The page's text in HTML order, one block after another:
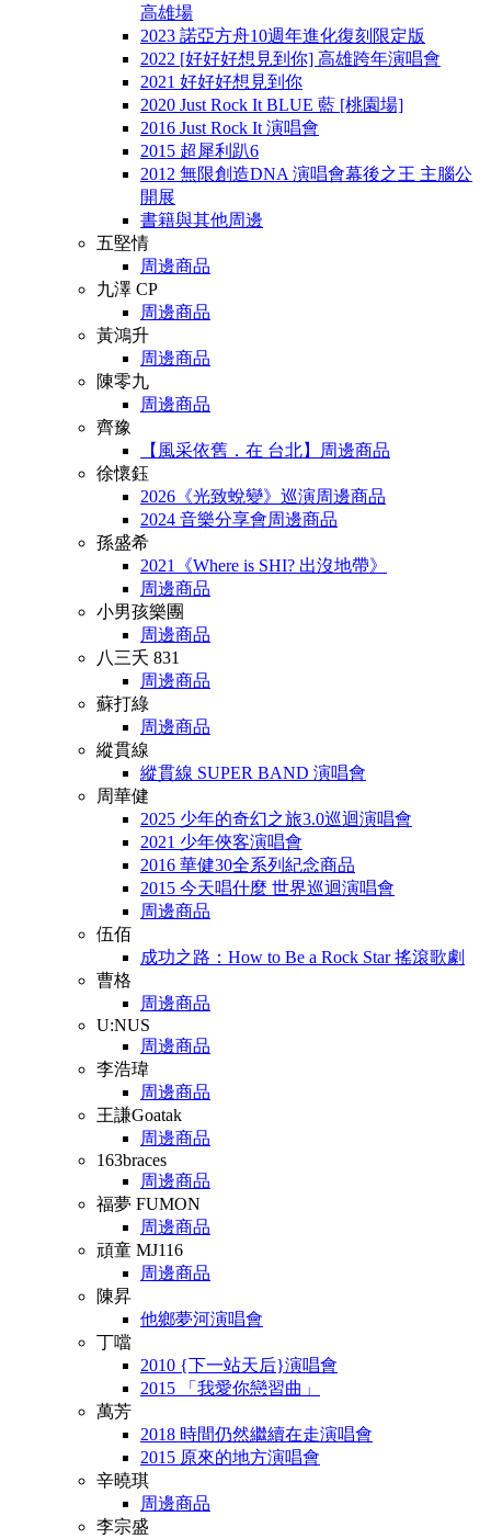
高雄場
2023 諾亞方舟10週年進化復刻限定版
2022 [好好好想見到你] 高雄跨年演唱會
2021 好好好想見到你
2020 Just Rock It BLUE 藍 [桃園場]
2016 Just Rock It 演唱會
2015 超犀利趴6
2012 無限創造DNA 演唱會幕後之王 主腦公
開展
書籍與其他周邊
五堅情
周邊商品
九澤 CP
周邊商品
黃鴻升
周邊商品
陳零九
周邊商品
齊豫
【風采依舊．在 台北】周邊商品
徐懷鈺
2026《光致蛻變》巡演周邊商品
2024 音樂分享會周邊商品
孫盛希
2021《Where is SHI? 出沒地帶》
周邊商品
小男孩樂團
周邊商品
八三夭 831
周邊商品
蘇打綠
周邊商品
縱貫線
縱貫線 SUPER BAND 演唱會
周華健
2025 少年的奇幻之旅3.0巡迴演唱會
2021 少年俠客演唱會
2016 華健30全系列紀念商品
2015 今天唱什麼 世界巡迴演唱會
周邊商品
伍佰
成功之路：How to Be a Rock Star 搖滾歌劇
曹格
周邊商品
U:NUS
周邊商品
李浩瑋
周邊商品
王謙Goatak
周邊商品
163braces
周邊商品
福夢 FUMON
周邊商品
頑童 MJ116
周邊商品
陳昇
他鄉夢河演唱會
丁噹
2010 {下一站天后}演唱會
2015 「我愛你戀習曲」
萬芳
2018 時間仍然繼續在走演唱會
2015 原來的地方演唱會
辛曉琪
周邊商品
李宗盛